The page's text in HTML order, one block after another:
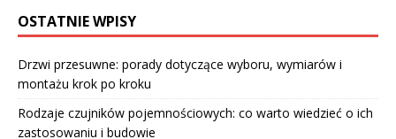
OSTATNIE WPISY
Drzwi przesuwne: porady dotyczące wyboru, wymiarów i
montażu krok po kroku
Rodzaje czujników pojemnościowych: co warto wiedzieć o ich
zastosowaniu i budowie